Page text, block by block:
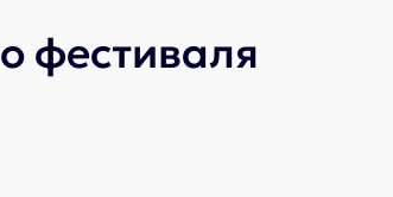
фестиваля